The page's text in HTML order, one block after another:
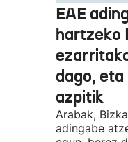
EAE
hartzeko
dago,
azpitik
Arabak,
adingabe